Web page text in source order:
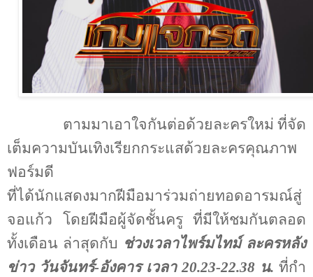
ตามมาเอาใจกันต่อด้วยละครใหม่ ที่จัด
เต็มความบันเทิงเรียกกระแสด้วยละครคุณภาพ
ฟอร์มดี
ที่ได้นักแสดงมากฝีมือมาร่วมถ่ายทอดอารมณ์สู่
จอแก้ว โดยฝีมือผู้จัดชั้นครู ที่มีให้ชมกันตลอด
ทั้งเดือน ล่าสุดกับ ช่วงเวลาไพร์มไทม์ ละครหลัง
ข่าว วันจันทร์-อังคาร เวลา 20.23-22.38 น. ที่กำ